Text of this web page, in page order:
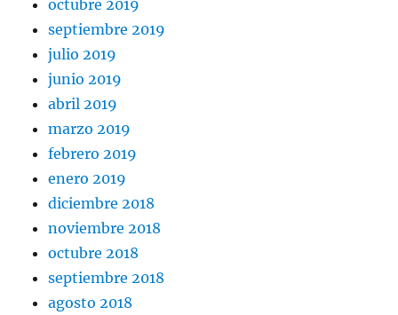
octubre 2019
septiembre 2019
julio 2019
junio 2019
abril 2019
marzo 2019
febrero 2019
enero 2019
diciembre 2018
noviembre 2018
octubre 2018
septiembre 2018
agosto 2018